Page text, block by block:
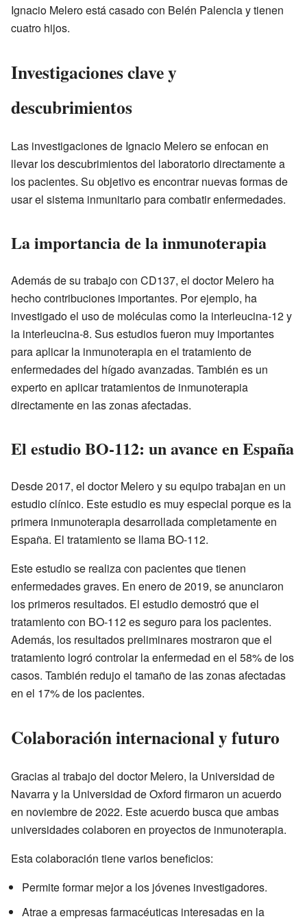
Ignacio Melero está casado con Belén Palencia y tienen
cuatro hijos.
Investigaciones clave y
descubrimientos
Las investigaciones de Ignacio Melero se enfocan en
llevar los descubrimientos del laboratorio directamente a
los pacientes. Su objetivo es encontrar nuevas formas de
usar el sistema inmunitario para combatir enfermedades.
La importancia de la inmunoterapia
Además de su trabajo con CD137, el doctor Melero ha
hecho contribuciones importantes. Por ejemplo, ha
investigado el uso de moléculas como la interleucina-12 y
la interleucina-8. Sus estudios fueron muy importantes
para aplicar la inmunoterapia en el tratamiento de
enfermedades del hígado avanzadas. También es un
experto en aplicar tratamientos de inmunoterapia
directamente en las zonas afectadas.
El estudio BO-112: un avance en España
Desde 2017, el doctor Melero y su equipo trabajan en un
estudio clínico. Este estudio es muy especial porque es la
primera inmunoterapia desarrollada completamente en
España. El tratamiento se llama BO-112.
Este estudio se realiza con pacientes que tienen
enfermedades graves. En enero de 2019, se anunciaron
los primeros resultados. El estudio demostró que el
tratamiento con BO-112 es seguro para los pacientes.
Además, los resultados preliminares mostraron que el
tratamiento logró controlar la enfermedad en el 58% de los
casos. También redujo el tamaño de las zonas afectadas
en el 17% de los pacientes.
Colaboración internacional y futuro
Gracias al trabajo del doctor Melero, la Universidad de
Navarra y la Universidad de Oxford firmaron un acuerdo
en noviembre de 2022. Este acuerdo busca que ambas
universidades colaboren en proyectos de inmunoterapia.
Esta colaboración tiene varios beneficios:
Permite formar mejor a los jóvenes investigadores.
Atrae a empresas farmacéuticas interesadas en la